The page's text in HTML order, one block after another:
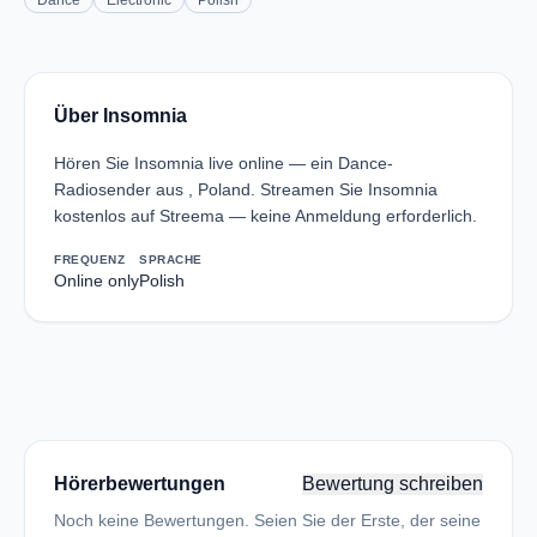
Über Insomnia
Hören Sie Insomnia live online — ein Dance-
Radiosender aus , Poland. Streamen Sie Insomnia
kostenlos auf Streema — keine Anmeldung erforderlich.
FREQUENZ
Online only
SPRACHE
Polish
Hörerbewertungen Bewertung schreiben
Noch keine Bewertungen. Seien Sie der Erste, der seine